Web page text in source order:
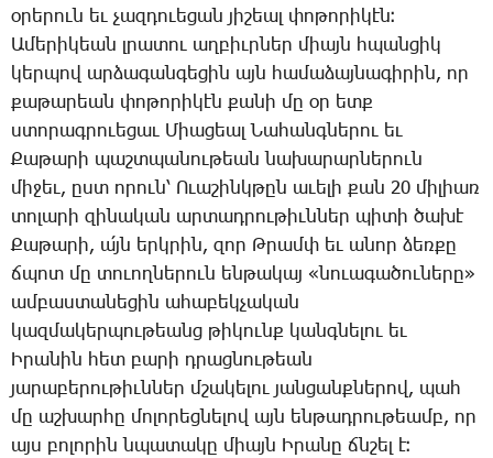
օ­րե­րուն եւ չազ­դո­ւե­ցան յի­շեալ փո­թո­րի­կէն։
Ա­մե­րի­կեան լրա­տու աղ­բիւր­ներ միայն հպան­ցիկ
կեր­պով ար­ձա­գան­գե­ցին այն հա­մա­ձայ­նա­գի­րին, որ
քա­թա­րեան փո­թո­րի­կէն քա­նի մը օր ետք
ստո­րագ­րո­ւե­ցաւ ­Միա­ցեալ ­Նա­հանգ­նե­րու եւ
­Քա­թա­րի պաշտ­պա­նու­թեան նա­խա­րար­նե­րուն
մի­ջեւ, ըստ ո­րուն՝ Ո­ւա­շինկ­թըն ա­ւե­լի քան 20 մի­լիառ
տո­լա­րի զի­նա­կան ար­տադ­րու­թիւն­ներ պի­տի ծա­խէ
­Քա­թա­րի, ա՛յն երկ­րին, զոր Թ­րամփ եւ ա­նոր ձեռ­քը
ճպոտ մը տո­ւող­նե­րուն են­թա­կայ «նո­ւա­գա­ծու­նե­րը»
ամ­բաս­տա­նե­ցին ա­հա­բեկ­չա­կան
կազ­մա­կեր­պու­թեանց թի­կունք կանգ­նե­լու եւ
Ի­րա­նին հետ բա­րի դրաց­նու­թեան
յա­րա­բե­րու­թիւն­ներ մշա­կե­լու յան­ցանք­նե­րով, պահ
մը աշ­խար­հը մո­լո­րեց­նե­լով այն են­թադ­րու­թեամբ, որ
այս բո­լո­րին նպա­տա­կը միայն Ի­րա­նը ճնշել է։